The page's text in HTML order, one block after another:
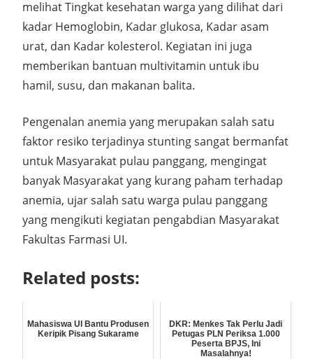
melihat Tingkat kesehatan warga yang dilihat dari
kadar Hemoglobin, Kadar glukosa, Kadar asam
urat, dan Kadar kolesterol. Kegiatan ini juga
memberikan bantuan multivitamin untuk ibu
hamil, susu, dan makanan balita.
Pengenalan anemia yang merupakan salah satu
faktor resiko terjadinya stunting sangat bermanfat
untuk Masyarakat pulau panggang, mengingat
banyak Masyarakat yang kurang paham terhadap
anemia, ujar salah satu warga pulau panggang
yang mengikuti kegiatan pengabdian Masyarakat
Fakultas Farmasi UI.
Related posts:
Mahasiswa UI Bantu Produsen
Keripik Pisang Sukarame
DKR: Menkes Tak Perlu Jadi
Petugas PLN Periksa 1.000
Peserta BPJS, Ini
Masalahnya!